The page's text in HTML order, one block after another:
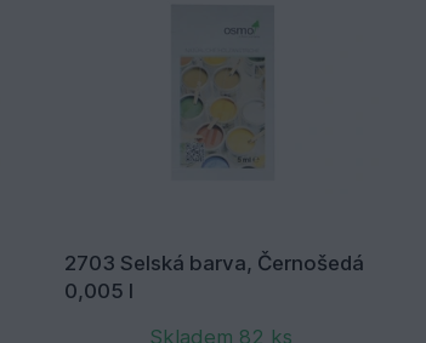
2703 Selská barva, Černošedá
0,005 l
Skladem 82 ks